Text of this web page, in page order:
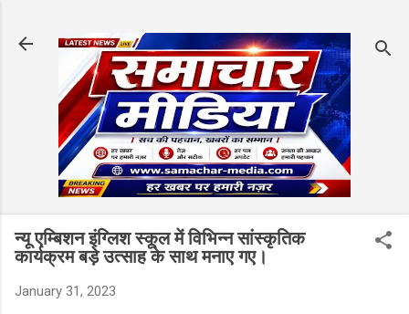
न्यू एम्बिशन इंग्लिश स्कूल में विभिन्न सांस्कृतिक
कार्यक्रम बड़े उत्साह के साथ मनाए गए।
January 31, 2023